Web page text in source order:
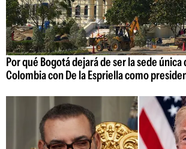
Por qué Bogotá dejará de ser la sede
Colombia con De la Espriella como